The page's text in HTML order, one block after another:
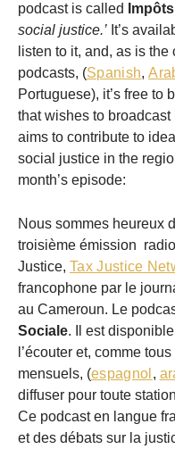
podcast is called
social justice.’ It’s
listen to it, and, as is
podcasts, (Spanish,
Portuguese), it’s free to
that wishes to
aims to contribute to
social justice in the
month’s episode:
Nous sommes heureux
troisième émission
Justice, Tax Justice
francophone par le
au Cameroun. Le
Sociale. Il est
l’écouter et, comme
mensuels, (espagnol ,
diffuser pour toute
Ce podcast en langue
et des débats sur la